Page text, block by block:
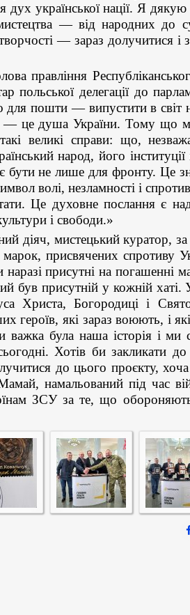
дух української нації. Я
— від народних до
— зараз долучитися і
правління
делегації до
пошти — випустити в світ
— це душа України. Тому що
великі справи: що,
народ, його інституції
не лише для фронту. Це
волі, незламності і
Це духовне послання є
і свободи.»
мистецький куратор, за
присвячених спротиву
наразі присутні на
був присутній у кожній хаті.
Христа, Богородиці і
героїв, які зараз воюють, і
була наша історія і ми
Хотів би закликати до
до цього проєкту,
намальований під час
ЗСУ за те, що